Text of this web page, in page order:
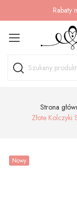
Rabaty
Strona
Złote Kolczyki
Nowy